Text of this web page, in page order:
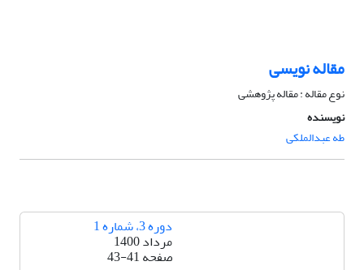
مقاله نویسی
نوع مقاله : مقاله پژوهشی
نویسنده
طه عبدالملکی
دوره 3، شماره 1
مرداد 1400
صفحه43-41